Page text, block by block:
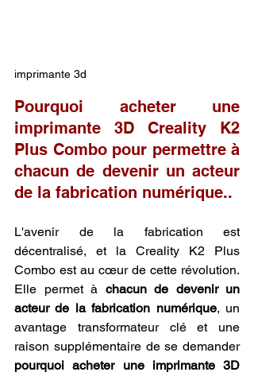
imprimante 3d
Pourquoi acheter une
imprimante 3D Creality K2
Plus Combo pour permettre à
chacun de devenir un acteur
de la fabrication numérique..
L'avenir de la fabrication est
décentralisé, et la Creality K2 Plus
Combo est au cœur de cette révolution.
Elle permet à chacun de devenir un
acteur de la fabrication numérique, un
avantage transformateur clé et une
raison supplémentaire de se demander
pourquoi acheter une imprimante 3D